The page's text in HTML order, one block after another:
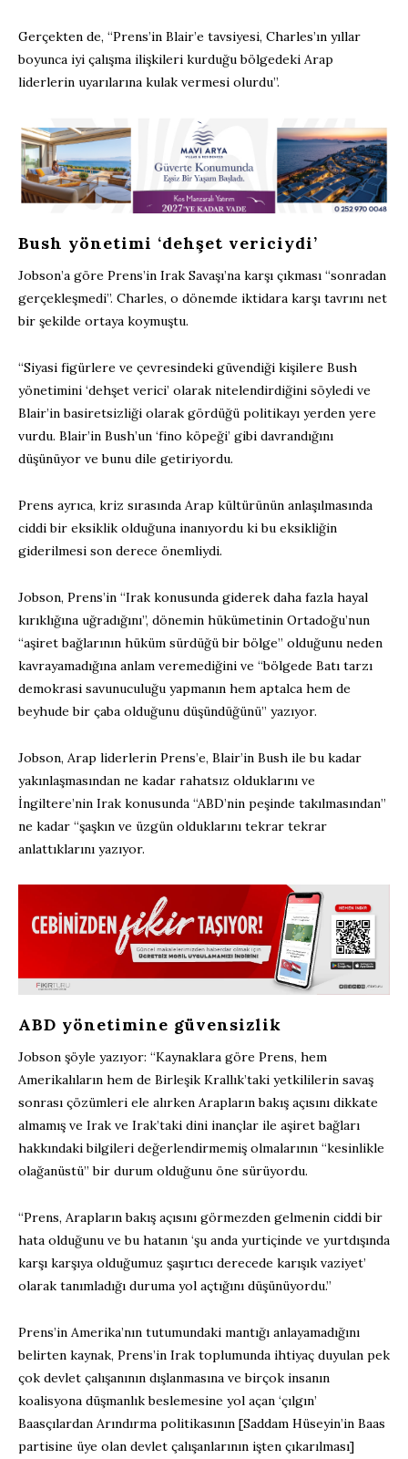
Gerçekten de, “Prens’in Blair’e tavsiyesi, Charles’ın yıllar
boyunca iyi çalışma ilişkileri kurduğu bölgedeki Arap
liderlerin uyarılarına kulak vermesi olurdu”.
Bush yönetimi ‘dehşet vericiydi’
Jobson’a göre Prens’in Irak Savaşı’na karşı çıkması “sonradan
gerçekleşmedi”. Charles, o dönemde iktidara karşı tavrını net
bir şekilde ortaya koymuştu.
“Siyasi figürlere ve çevresindeki güvendiği kişilere Bush
yönetimini ‘dehşet verici’ olarak nitelendirdiğini söyledi ve
Blair’in basiretsizliği olarak gördüğü politikayı yerden yere
vurdu. Blair’in Bush’un ‘fino köpeği’ gibi davrandığını
düşünüyor ve bunu dile getiriyordu.
Prens ayrıca, kriz sırasında Arap kültürünün anlaşılmasında
ciddi bir eksiklik olduğuna inanıyordu ki bu eksikliğin
giderilmesi son derece önemliydi.
Jobson, Prens’in “Irak konusunda giderek daha fazla hayal
kırıklığına uğradığını”, dönemin hükümetinin Ortadoğu’nun
“aşiret bağlarının hüküm sürdüğü bir bölge” olduğunu neden
kavrayamadığına anlam veremediğini ve “bölgede Batı tarzı
demokrasi savunuculuğu yapmanın hem aptalca hem de
beyhude bir çaba olduğunu düşündüğünü” yazıyor.
Jobson, Arap liderlerin Prens’e, Blair’in Bush ile bu kadar
yakınlaşmasından ne kadar rahatsız olduklarını ve
İngiltere’nin Irak konusunda “ABD’nin peşinde takılmasından”
ne kadar “şaşkın ve üzgün olduklarını tekrar tekrar
anlattıklarını yazıyor.
ABD yönetimine güvensizlik
Jobson şöyle yazıyor: “Kaynaklara göre Prens, hem
Amerikalıların hem de Birleşik Krallık’taki yetkililerin savaş
sonrası çözümleri ele alırken Arapların bakış açısını dikkate
almamış ve Irak ve Irak’taki dini inançlar ile aşiret bağları
hakkındaki bilgileri değerlendirmemiş olmalarının “kesinlikle
olağanüstü” bir durum olduğunu öne sürüyordu.
“Prens, Arapların bakış açısını görmezden gelmenin ciddi bir
hata olduğunu ve bu hatanın ‘şu anda yurtiçinde ve yurtdışında
karşı karşıya olduğumuz şaşırtıcı derecede karışık vaziyet’
olarak tanımladığı duruma yol açtığını düşünüyordu.”
Prens’in Amerika’nın tutumundaki mantığı anlayamadığını
belirten kaynak, Prens’in Irak toplumunda ihtiyaç duyulan pek
çok devlet çalışanının dışlanmasına ve birçok insanın
koalisyona düşmanlık beslemesine yol açan ‘çılgın’
Baasçılardan Arındırma politikasının [Saddam Hüseyin’in Baas
partisine üye olan devlet çalışanlarının işten çıkarılması]